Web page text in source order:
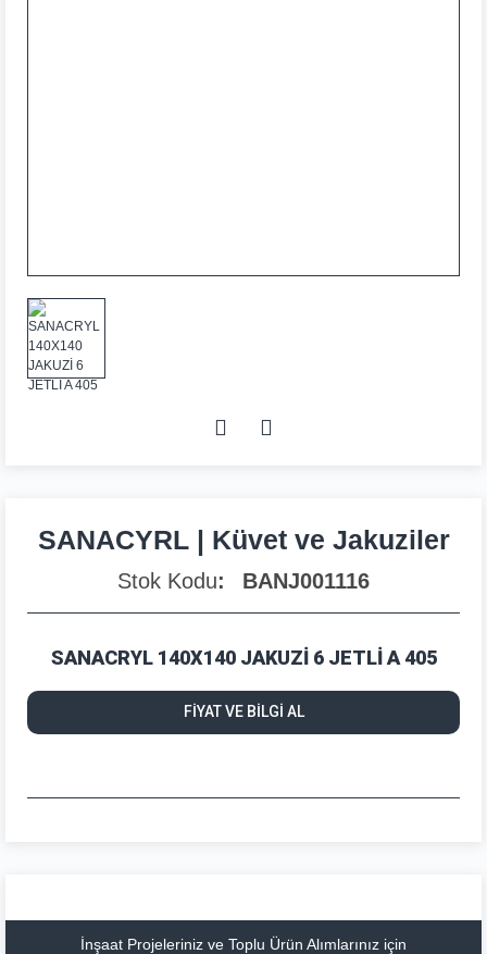
SANACYRL | Küvet ve Jakuziler
Stok Kodu BANJ001116
SANACRYL 140X140 JAKUZİ 6 JETLİ A 405
FİYAT VE BİLGİ AL
İnşaat Projeleriniz ve Toplu Ürün Alımlarınız için